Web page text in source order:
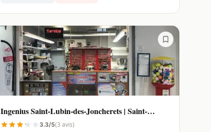
Ingenius Saint-Lubin-des-Joncherets | Saint-
Lubin-des-Joncherets - 28350
3.3/5(3 avis)